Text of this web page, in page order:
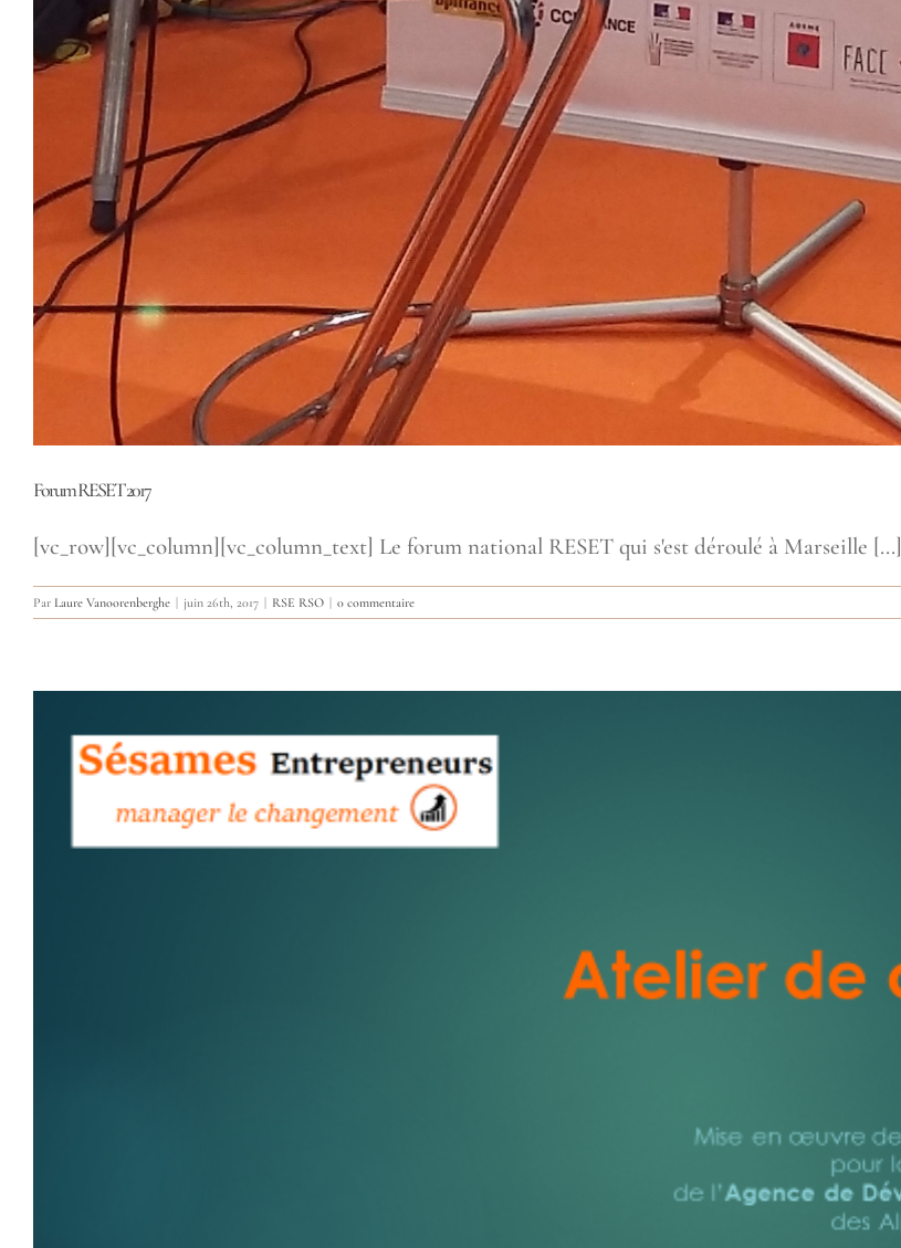
Forum RESET 2017
[vc_row][vc_column][vc_column_text] Le forum national RESET qui s'est déroulé à Marseille [...]
Par Laure Vanoorenberghe juin 26th, 2017 RSE RSO 0 commentaire